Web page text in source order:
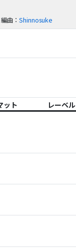
編曲 ：Shinnosuke
ット レーベル